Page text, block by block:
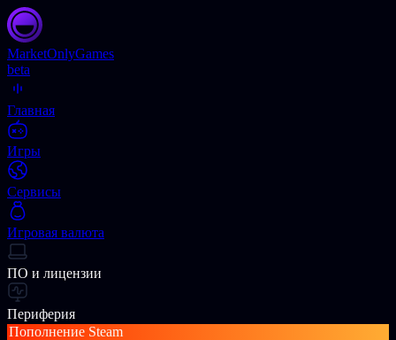
MarketOnlyGames
beta
Главная
Игры
Сервисы
Игровая валюта
ПО и лицензии
Периферия
Пополнение Steam